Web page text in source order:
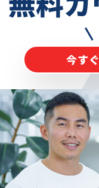
今す